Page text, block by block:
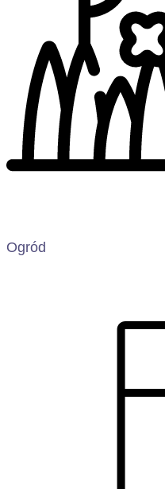
Ogród